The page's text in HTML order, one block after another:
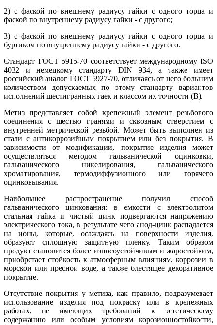
2) с фаской по внешнему радиусу гайки с одного торца и
фаской по внутреннему радиусу гайки - с другого;
3) с фаской по внешнему радиусу гайки с одного торца и
буртиком по внутреннему радиусу гайки - с другого.
Стандарт ГОСТ 5915-70 соответствует международному ISO
4032 и немецкому стандарту DIN 934, а также имеет
российский аналог ГОСТ 5927-70, отличаясь от него большим
количеством допускаемых по этому стандарту вариантов
исполнений шестигранных гаек и классом их точности (B).
Метиз представляет собой крепежный элемент резьбового
соединения с шестью гранями и сквозным отверстием с
внутренней метрической резьбой. Может быть выполнен из
стали с антикоррозийным покрытием или без покрытия. В
зависимости от модификации, покрытие изделия может
осуществляться методом гальванической оцинковки,
гальванического никелирования, гальванического
хроматирования, термодиффузионного или горячего
оцинковывания.
Наибольшее распространение получил способ
гальванического цинкования: в емкости с электролитом
стальная гайка и чистый цинк подвергаются напряжению
электрического тока, в результате чего анод-цинк распадается
на ионы, которые, осаждаясь на поверхности изделия,
образуют сплошную защитную пленку. Таким образом
продукт становится более износоустойчивым и жаростойким,
приобретает стойкость к атмосферным влияниям, коррозии в
морской или пресной воде, а также блестящее декоративное
покрытие.
Отсутствие покрытия у метиза, как правило, подразумевает
использование изделия под покраску или в крепежных
работах, не имеющих требований к эстетическому
содержанию или особым условиям корозионностойкости,